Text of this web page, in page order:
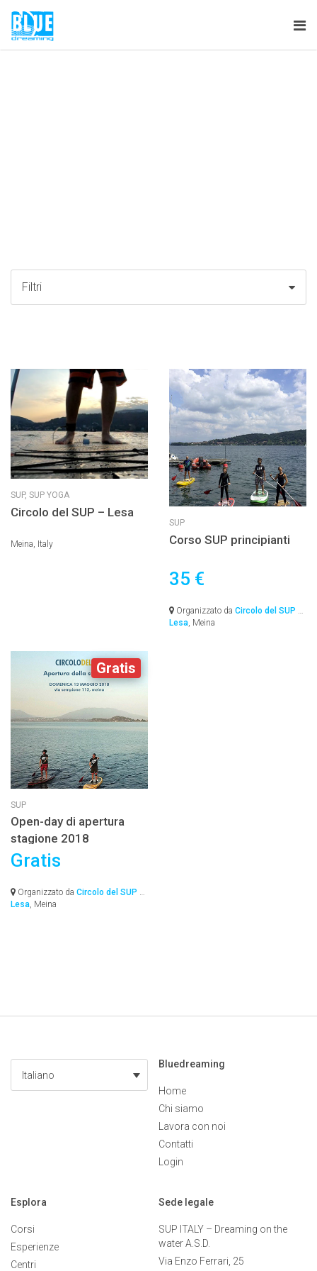
Filtri
SUP, SUP YOGA
Circolo del SUP – Lesa
Meina, Italy
SUP
Corso SUP principianti
35 €
Organizzato da Circolo del SUP –
Lesa , Meina
Gratis
SUP
Open-day di apertura
stagione 2018
Gratis
Organizzato da Circolo del SUP –
Lesa, Meina
Italiano
Bluedreaming
Home
Chi siamo
Lavora con noi
Contatti
Login
Esplora
Corsi
Esperienze
Centri
Sede legale
SUP ITALY – Dreaming on the
water A.S.D.
Via Enzo Ferrari, 25